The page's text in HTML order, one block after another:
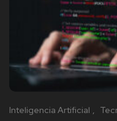
Inteligencia Artificial